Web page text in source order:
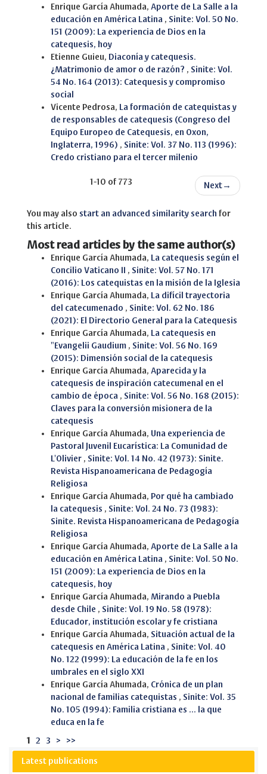
Enrique García Ahumada, Aporte de La Salle a la
educación en América Latina , Sinite: Vol. 50 No.
151 (2009): La experiencia de Dios en la
catequesis, hoy
Etienne Guieu, Diaconía y catequesis.
¿Matrimonio de amor o de razón? , Sinite: Vol.
54 No. 164 (2013): Catequesis y compromiso
social
Vicente Pedrosa, La formación de catequistas y
de responsables de catequesis (Congreso del
Equipo Europeo de Catequesis, en Oxon,
Inglaterra, 1996) , Sinite: Vol. 37 No. 113 (1996):
Credo cristiano para el tercer milenio
1-10 of 773 Next →
You may also start an advanced similarity search for
this article.
Most read articles by the same author(s)
Enrique García Ahumada, La catequesis según el
Concilio Vaticano II , Sinite: Vol. 57 No. 171
(2016): Los catequistas en la misión de la Iglesia
Enrique García Ahumada, La difícil trayectoria
del catecumenado , Sinite: Vol. 62 No. 186
(2021): El Directorio General para la Catequesis
Enrique García Ahumada, La catequesis en
"Evangelii Gaudium , Sinite: Vol. 56 No. 169
(2015): Dimensión social de la catequesis
Enrique García Ahumada, Aparecida y la
catequesis de inspiración catecumenal en el
cambio de época , Sinite: Vol. 56 No. 168 (2015):
Claves para la conversión misionera de la
catequesis
Enrique García Ahumada, Una experiencia de
Pastoral Juvenil Eucarística: La Comunidad de
L'Olivier , Sinite: Vol. 14 No. 42 (1973): Sinite.
Revista Hispanoamericana de Pedagogía
Religiosa
Enrique García Ahumada, Por qué ha cambiado
la catequesis , Sinite: Vol. 24 No. 73 (1983):
Sinite. Revista Hispanoamericana de Pedagogía
Religiosa
Enrique García Ahumada, Aporte de La Salle a la
educación en América Latina , Sinite: Vol. 50 No.
151 (2009): La experiencia de Dios en la
catequesis, hoy
Enrique García Ahumada, Mirando a Puebla
desde Chile , Sinite: Vol. 19 No. 58 (1978):
Educador, institución escolar y fe cristiana
Enrique García Ahumada, Situación actual de la
catequesis en América Latina , Sinite: Vol. 40
No. 122 (1999): La educación de la fe en los
umbrales en el siglo XXI
Enrique García Ahumada, Crónica de un plan
nacional de familias catequistas , Sinite: Vol. 35
No. 105 (1994): Familia cristiana es ... la que
educa en la fe
1 2 3 > >>
Latest publications